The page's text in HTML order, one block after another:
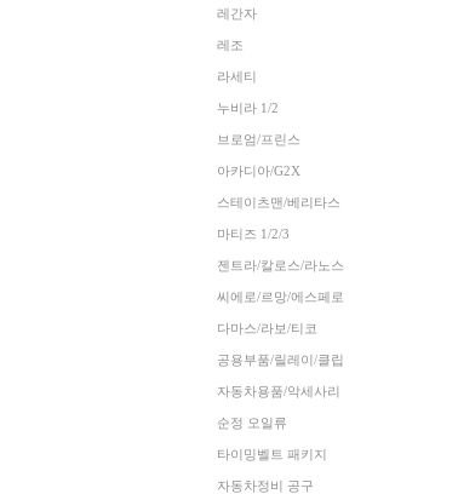
레간자
레조
라세티
누비라 1/2
브로엄/프린스
아카디아/G2X
스테이츠맨/베리타스
마티즈 1/2/3
젠트라/칼로스/라노스
씨에로/르망/에스페로
다마스/라보/티코
공용부품/릴레이/클립
자동차용품/악세사리
순정 오일류
타이밍벨트 패키지
자동차정비 공구